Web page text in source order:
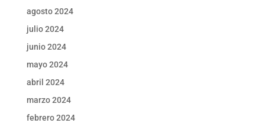
agosto 2024
julio 2024
junio 2024
mayo 2024
abril 2024
marzo 2024
febrero 2024